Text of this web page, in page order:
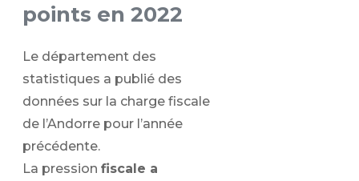
points en 2022
Le département des
statistiques a publié des
données sur la charge fiscale
de l’Andorre pour l’année
précédente.
La pression fiscale a